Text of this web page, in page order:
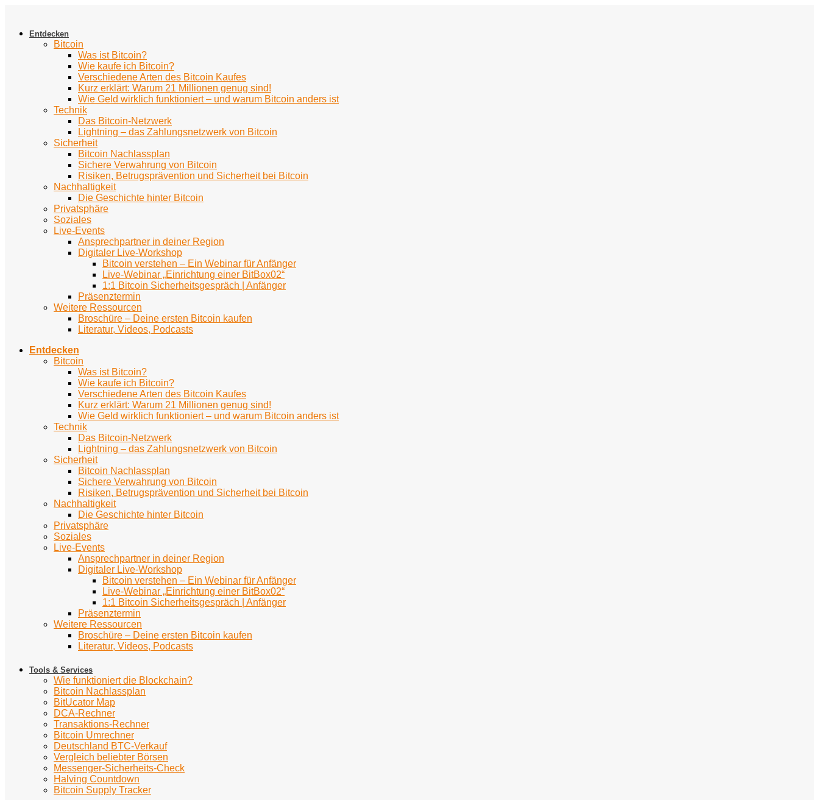
springenEntdecken
Bitcoin
Was ist Bitcoin?
Wie kaufe ich Bitcoin?
Verschiedene Arten des Bitcoin Kaufes
Kurz erklärt: Warum 21 Millionen genug sind!
Wie Geld wirklich funktioniert – und warum Bitcoin anders ist
Technik
Das Bitcoin-Netzwerk
Lightning – das Zahlungsnetzwerk von Bitcoin
Sicherheit
Bitcoin Nachlassplan
Sichere Verwahrung von Bitcoin
Risiken, Betrugsprävention und Sicherheit bei Bitcoin
Nachhaltigkeit
Die Geschichte hinter Bitcoin
Privatsphäre
Soziales
Live-Events
Ansprechpartner in deiner Region
Digitaler Live-Workshop
Bitcoin verstehen – Ein Webinar für Anfänger
Live-Webinar „Einrichtung einer BitBox02“
1:1 Bitcoin Sicherheitsgespräch | Anfänger
Präsenztermin
Weitere Ressourcen
Broschüre – Deine ersten Bitcoin kaufen
Literatur, Videos, Podcasts
Entdecken
Bitcoin
Was ist Bitcoin?
Wie kaufe ich Bitcoin?
Verschiedene Arten des Bitcoin Kaufes
Kurz erklärt: Warum 21 Millionen genug sind!
Wie Geld wirklich funktioniert – und warum Bitcoin anders ist
Technik
Das Bitcoin-Netzwerk
Lightning – das Zahlungsnetzwerk von Bitcoin
Sicherheit
Bitcoin Nachlassplan
Sichere Verwahrung von Bitcoin
Risiken, Betrugsprävention und Sicherheit bei Bitcoin
Nachhaltigkeit
Die Geschichte hinter Bitcoin
Privatsphäre
Soziales
Live-Events
Ansprechpartner in deiner Region
Digitaler Live-Workshop
Bitcoin verstehen – Ein Webinar für Anfänger
Live-Webinar „Einrichtung einer BitBox02“
1:1 Bitcoin Sicherheitsgespräch | Anfänger
Präsenztermin
Weitere Ressourcen
Broschüre – Deine ersten Bitcoin kaufen
Literatur, Videos, Podcasts
Tools & Services
Wie funktioniert die Blockchain?
Bitcoin Nachlassplan
BitUcator Map
DCA-Rechner
Transaktions-Rechner
Bitcoin Umrechner
Deutschland BTC-Verkauf
Vergleich beliebter Börsen
Messenger-Sicherheits-Check
Halving Countdown
Bitcoin Supply Tracker